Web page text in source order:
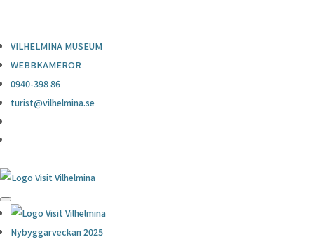
VILHELMINA MUSEUM
WEBBKAMEROR
0940-398 86
turist@vilhelmina.se
Nybyggarveckan 2025